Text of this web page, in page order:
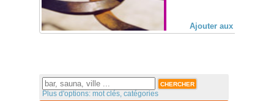
Ajouter aux favoris
Plus d'options: mot clés, catégories